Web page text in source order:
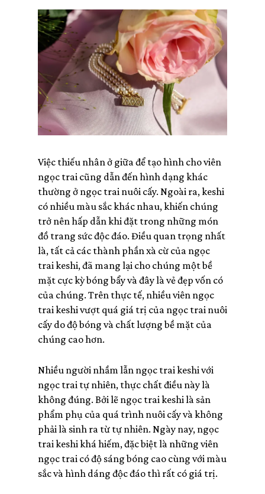
Việc thiếu nhân ở giữa để tạo hình cho viên
ngọc trai cũng dẫn đến hình dạng khác
thường ở ngọc trai nuôi cấy. Ngoài ra, keshi
có nhiều màu sắc khác nhau, khiến chúng
trở nên hấp dẫn khi đặt trong những món
đồ trang sức độc đáo. Điều quan trọng nhất
là, tất cả các thành phần xà cừ của ngọc
trai keshi, đã mang lại cho chúng một bề
mặt cực kỳ bóng bẩy và đây là vẻ đẹp vốn có
của chúng. Trên thực tế, nhiều viên ngọc
trai keshi vượt quá giá trị của ngọc trai nuôi
cấy do độ bóng và chất lượng bề mặt của
chúng cao hơn.
Nhiều người nhầm lẫn ngọc trai keshi với
ngọc trai tự nhiên, thực chất điều này là
không đúng. Bởi lẽ ngọc trai keshi là sản
phẩm phụ của quá trình nuôi cấy và không
phải là sinh ra từ tự nhiên. Ngày nay, ngọc
trai keshi khá hiếm, đặc biệt là những viên
ngọc trai có độ sáng bóng cao cùng với màu
sắc và hình dáng độc đáo thì rất có giá trị.